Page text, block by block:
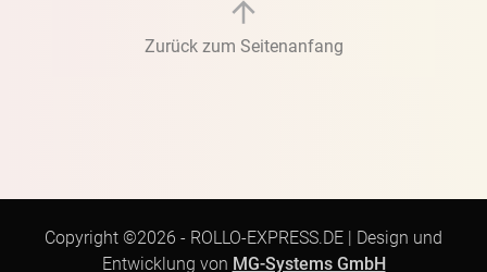
Zurück zum Seitenanfang
Copyright ©2026 - ROLLO-EXPRESS.DE
Design und
Entwicklung von MG-Systems GmbH